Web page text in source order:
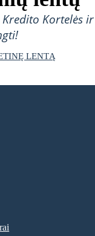
Kortelės ir
LENTĄ